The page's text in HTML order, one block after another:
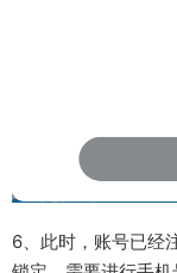
6、此时，账号已经